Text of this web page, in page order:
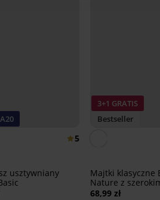
5
usztywniany
3+1 GRATIS
Bestseller
Majtki klasyczne
Nature z
68,99 zł